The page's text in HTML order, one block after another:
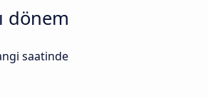
dönem
saatinde